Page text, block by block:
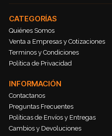
CATEGORÍAS
Quiénes Somos
Venta a Empresas y Cotizaciones
Terminos y Condiciones
Política de Privacidad
INFORMACIÓN
Contactanos
Preguntas Frecuentes
Políticas de Envíos y Entregas
Cambios y Devoluciones